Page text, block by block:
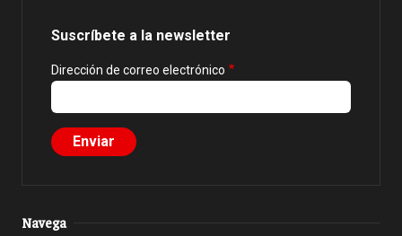
Suscríbete a la newsletter
Dirección de correo electrónico
Navega